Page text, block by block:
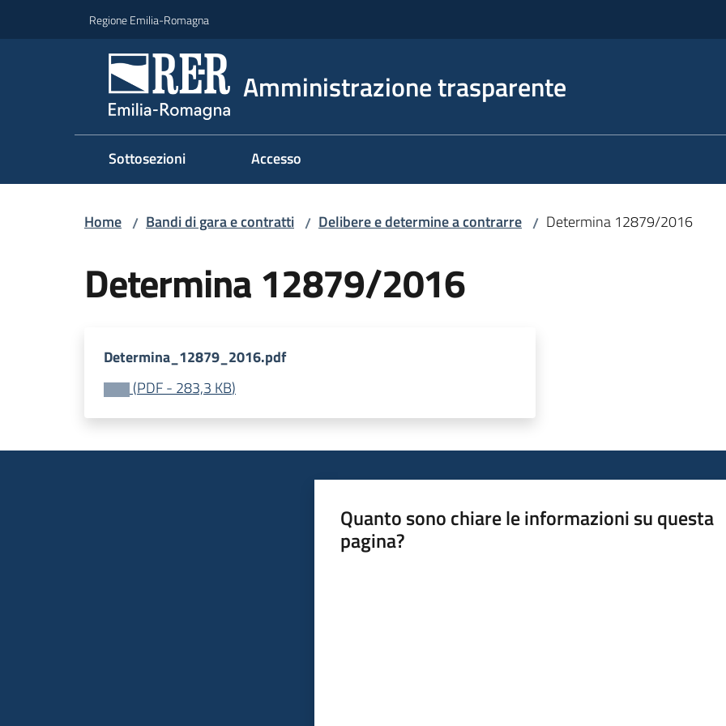
Regione Emilia-Romagna
Amministrazione trasparente
Sottosezioni Accesso
Home / Bandi di gara e contratti / Delibere e determine a contrarre / Determina 12879/2016
Determina 12879/2016
Determina_12879_2016.pdf
(PDF- 283,3 KB)
Quanto sono chiare le informazioni su questa
pagina?